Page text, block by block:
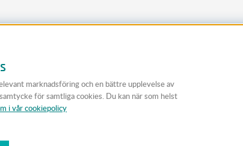
marknadsföring och en bättre upplevelse av
för samtliga cookies. Du kan när som helst
i vår cookiepolicy